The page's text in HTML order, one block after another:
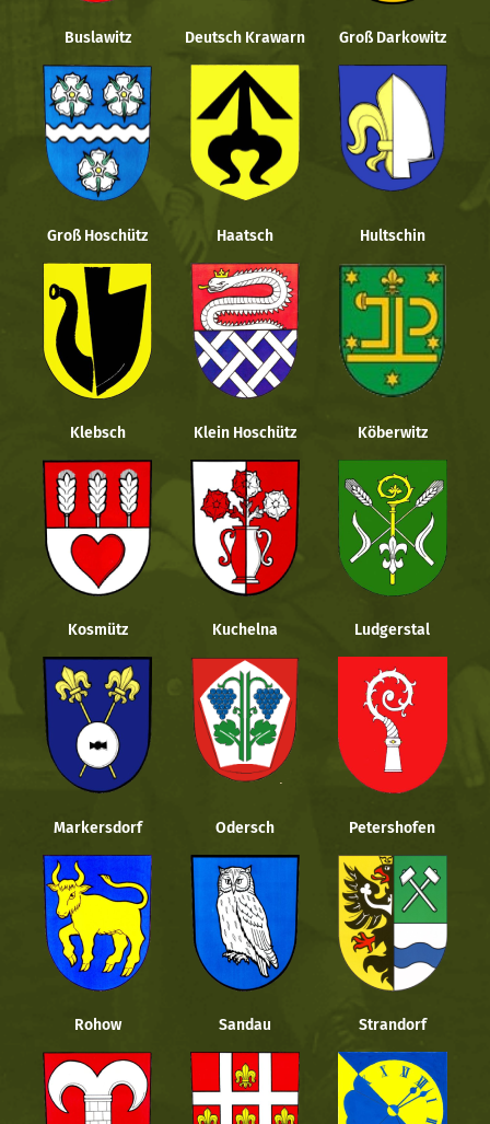
Buslawitz Deutsch Krawarn Groß Darkowitz
Groß Hoschütz Haatsch Hultschin
Klebsch Klein Hoschütz Köberwitz
Kosmütz Kuchelna Ludgerstal
Markersdorf Odersch Petershofen
Rohow Sandau Strandorf